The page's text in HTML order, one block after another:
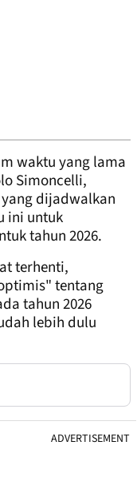
waktu yang lama
Simoncelli,
dijadwalkan
ini untuk
tahun 2026.
terhenti,
tentang
tahun 2026
lebih dulu
ADVERTISEMENT